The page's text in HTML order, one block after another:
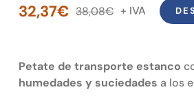
38,08€El
era:
38,08€.
32,37€
El
es:
32,37€.
Petate de transporte estanco
humedades y suciedades a los